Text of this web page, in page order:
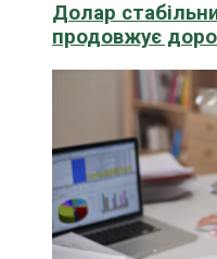
Долар
продовжує